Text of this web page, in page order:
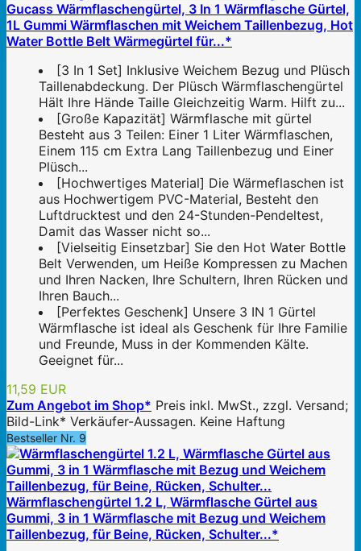
Gucass Wärmflaschengürtel, 3 In 1 Wärmflasche Gürtel,
1L Gummi Wärmflaschen mit Weichem Taillenbezug, Hot
Water Bottle Belt Wärmegürtel für...*
[3 In 1 Set] Inklusive Weichem Bezug und Plüsch
Taillenabdeckung. Der Plüsch Wärmflaschengürtel
Hält Ihre Hände Taille Gleichzeitig Warm. Hilft zu...
[Große Kapazität] Wärmflasche mit gürtel
Besteht aus 3 Teilen: Einer 1 Liter Wärmflaschen,
Einem 115 cm Extra Lang Taillenbezug und Einer
Plüsch...
[Hochwertiges Material] Die Wärmeflaschen ist
aus Hochwertigem PVC-Material, Besteht den
Luftdrucktest und den 24-Stunden-Pendeltest,
Damit das Wasser nicht so...
[Vielseitig Einsetzbar] Sie den Hot Water Bottle
Belt Verwenden, um Heiße Kompressen zu Machen
und Ihren Nacken, Ihre Schultern, Ihren Rücken und
Ihren Bauch...
[Perfektes Geschenk] Unsere 3 IN 1 Gürtel
Wärmflasche ist ideal als Geschenk für Ihre Familie
und Freunde, Muss in der Kommenden Kälte.
Geeignet für...
11,59 EUR
Zum Angebot im Shop* Preis inkl. MwSt., zzgl. Versand;
Bild-Link* Verkäufer-Aussagen. Keine Haftung
Bestseller Nr. 9
Wärmflaschengürtel 1.2 L, Wärmflasche Gürtel aus
Gummi, 3 in 1 Wärmflasche mit Bezug und Weichem
Taillenbezug, für Beine, Rücken, Schulter...*